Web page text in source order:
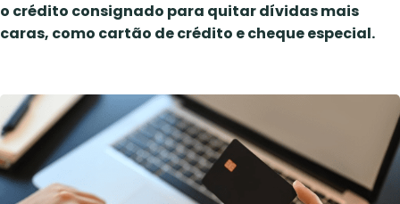
o crédito consignado para quitar dívidas mais
caras, como cartão de crédito e cheque especial.